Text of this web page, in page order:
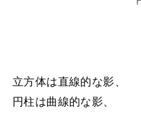
立方体は直線的な影、
円柱は曲線的な影、